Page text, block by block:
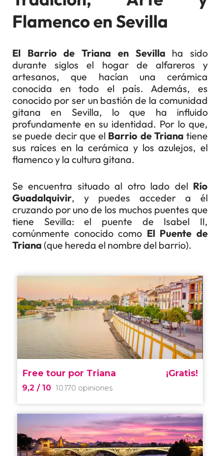
Flamenco en Sevilla
El Barrio de Triana en Sevilla ha sido
durante siglos el hogar de alfareros y
artesanos, que hacían una cerámica
conocida en todo el país. Además, es
conocido por ser un bastión de la comunidad
gitana en Sevilla, lo que ha influido
profundamente en su identidad. Por lo que,
se puede decir que el Barrio de Triana tiene
sus raíces en la cerámica y los azulejos, el
flamenco y la cultura gitana.
Se encuentra situado al otro lado del Río
Guadalquivir, y puedes acceder a él
cruzando por uno de los muchos puentes que
tiene Sevilla: el puente de Isabel II,
comúnmente conocido como El Puente de
Triana (que hereda el nombre del barrio).